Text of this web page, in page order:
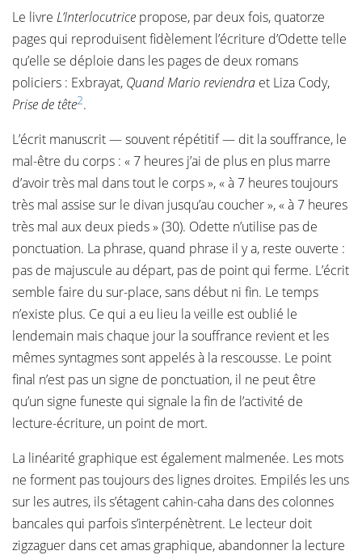
Le livre L’Interlocutrice propose, par deux fois, quatorze
pages qui reproduisent fidèlement l’écriture d’Odette telle
qu’elle se déploie dans les pages de deux romans
policiers : Exbrayat, Quand Mario reviendra et Liza Cody,
Prise de tête2.
L’écrit manuscrit — souvent répétitif — dit la souffrance, le
mal-être du corps : « 7 heures j’ai de plus en plus marre
d’avoir très mal dans tout le corps », « à 7 heures toujours
très mal assise sur le divan jusqu’au coucher », « à 7 heures
très mal aux deux pieds » (30). Odette n’utilise pas de
ponctuation. La phrase, quand phrase il y a, reste ouverte :
pas de majuscule au départ, pas de point qui ferme. L’écrit
semble faire du sur-place, sans début ni fin. Le temps
n’existe plus. Ce qui a eu lieu la veille est oublié le
lendemain mais chaque jour la souffrance revient et les
mêmes syntagmes sont appelés à la rescousse. Le point
final n’est pas un signe de ponctuation, il ne peut être
qu’un signe funeste qui signale la fin de l’activité de
lecture-écriture, un point de mort.
La linéarité graphique est également malmenée. Les mots
ne forment pas toujours des lignes droites. Empilés les uns
sur les autres, ils s’étagent cahin-caha dans des colonnes
bancales qui parfois s’interpénètrent. Le lecteur doit
zigzaguer dans cet amas graphique, abandonner la lecture